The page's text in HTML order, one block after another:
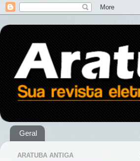
Geral
ARATUBA ANTIGA